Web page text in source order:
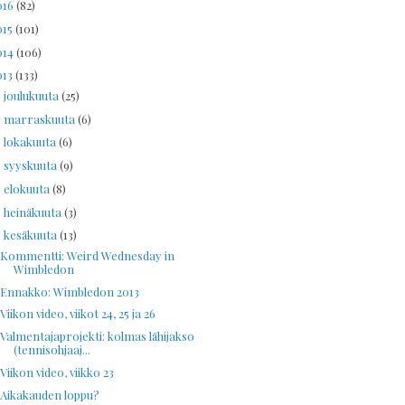
(82)
(101)
(106)
(133)
joulukuuta(25)
marraskuuta(6)
lokakuuta(6)
syyskuuta(9)
elokuuta(8)
heinäkuuta(3)
kesäkuuta(13)
Kommentti: Weird Wednesday in
Wimbledon
Ennakko: Wimbledon 2013
Viikon video, viikot 24, 25 ja 26
Valmentajaprojekti: kolmas lähijakso
(tennisohjaaj...
Viikon video, viikko 23
Aikakauden loppu?